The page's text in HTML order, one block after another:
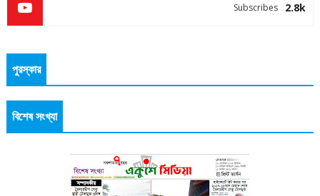
2.8k
Subscribes
পুরস্কার
বিশেষ সংখ্যা